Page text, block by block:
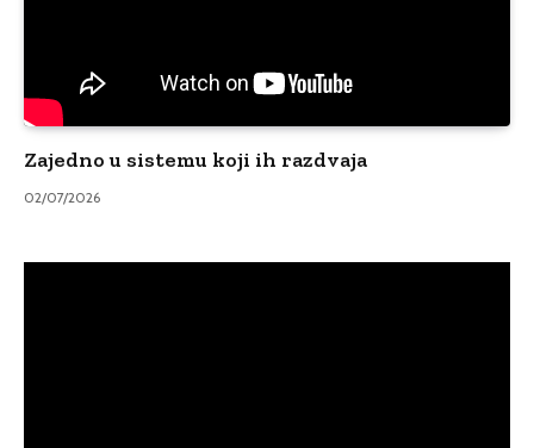
Zajedno u sistemu koji ih razdvaja
02/07/2026